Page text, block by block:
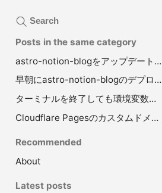
Search
Posts in the same category
astro-notion-blogをアップデートし、Astroのバージョンも3系へ
早朝にastro-notion-blogのデプロイをすると記事が表示されない原因はTZ
ターミナルを終了しても環境変数がリセットされないようにする（WSL+Ubuntu）
Cloudflare Pagesのカスタムドメインへ元のドメインからリダイレクト
Recommended
About
Latest posts